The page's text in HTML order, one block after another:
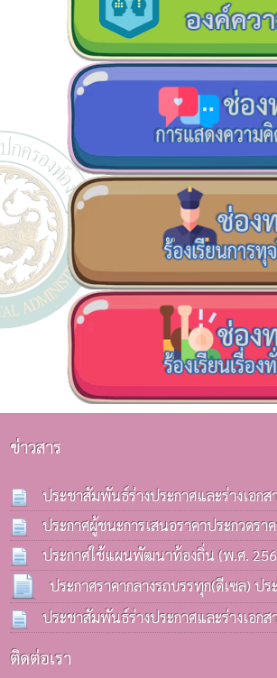
ข่าวสาร
ประชาสัมพันธ์ร่างประกาศและร่างเอกส
รถบรรทุก(ดีเซล) ประจำกองคลังฯ
13
ประกาศผู้ชนะการเสนอราคาประกวดรา
ฉุกเฉิน(รถกระบะ) ด้วยวิธีประกวดราคาอิ
bidding)
08 ก.ค. 2569
ประกาศใช้แผนพัฒนาท้องถิ่น (พ.ศ.
ครั้งที่ 3 / 2569
06 ก.ค. 2569
ประกาศราคากลางรถบรรทุก(ดีเซล) ปร
มิ.ย. 2569
ประชาสัมพันธ์ร่างประกาศและร่างเอกส
รถบรรทุก(ดีเซล) ประจำกองคลังฯ
ติดต่อเรา